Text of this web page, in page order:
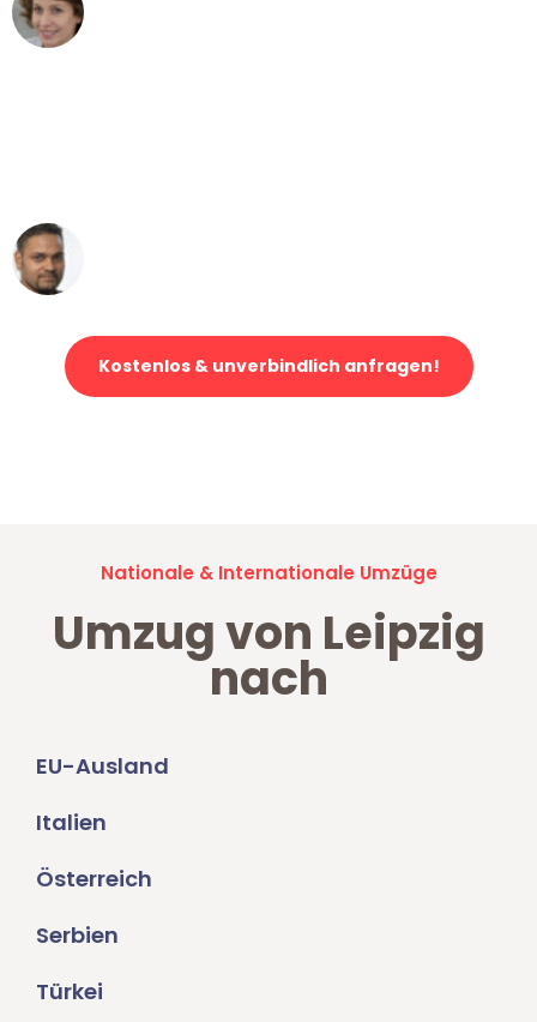
Kostenlos & unverbindlich anfragen!
Nationale & Internationale Umzüge
Umzug von Leipzig
nach
EU-Ausland
Italien
Österreich
Serbien
Türkei